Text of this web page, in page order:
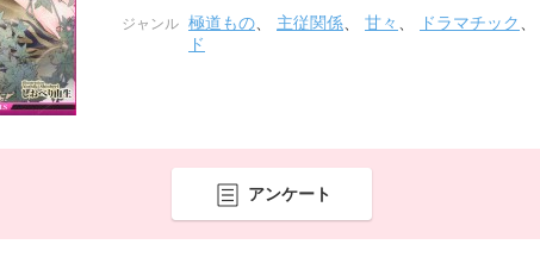
ジャンル 極道もの、 主従関係、 甘々 、 ドラマチック 、
ド
アンケート